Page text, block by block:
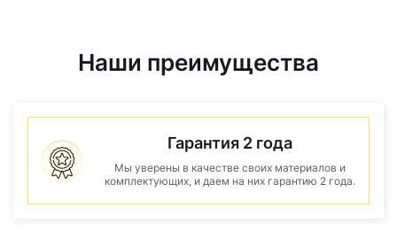
Наши преимущества
Гарантия 2 года
Мы уверены в качестве своих материалов и
комплектующих, и даем на них гарантию 2 года.